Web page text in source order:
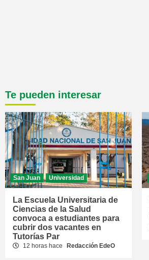
Te pueden interesar
San Juan Universidad
La Escuela Universitaria de
Ciencias de la Salud
convoca a estudiantes para
cubrir dos vacantes en
Tutorías Par
12 horas hace Redacción EdeO